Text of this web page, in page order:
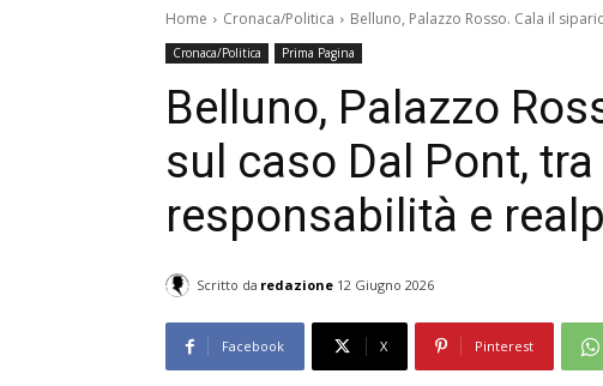
Home Cronaca/Politica Belluno, Palazzo Rosso. Cala il
Cronaca/Politica Prima Pagina
Belluno, Palazzo
sul caso Dal Pont,
responsabilità e
Scritto da redazione 12 Giugno 2026
Facebook X Pinterest